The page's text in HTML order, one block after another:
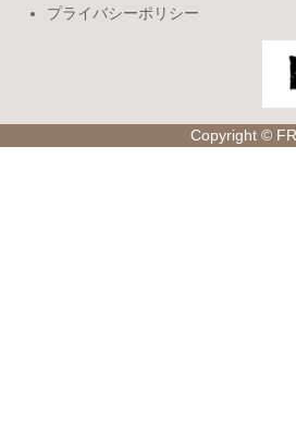
プライバシーポリシー
Copyright ©